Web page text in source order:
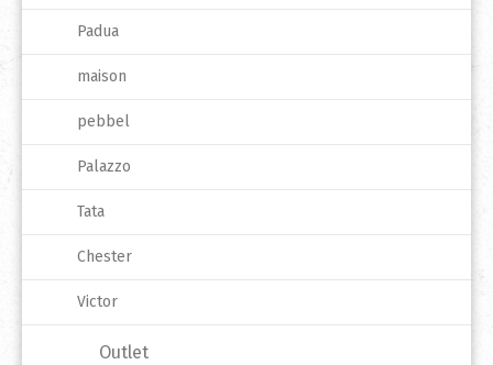
Padua
maison
pebbel
Palazzo
Tata
Chester
Victor
Outlet